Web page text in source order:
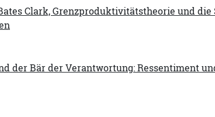
Clark, Grenzproduktivitätstheorie und
der Bär der Verantwortung: Ressentiment